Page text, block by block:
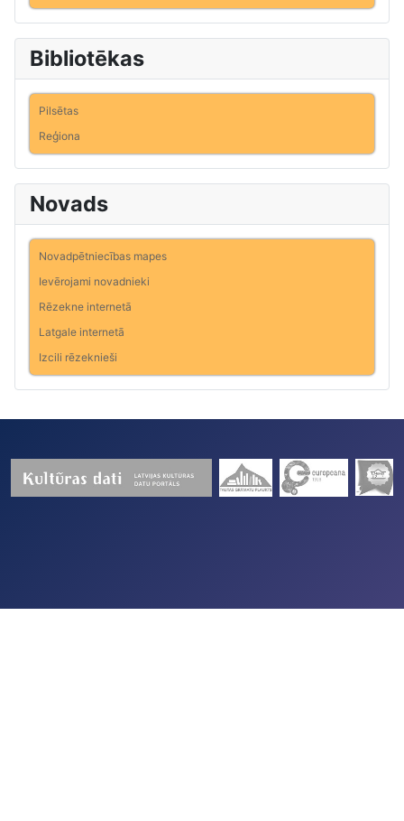
Bibliotēkas
Pilsētas
Reģiona
Novads
Novadpētniecības mapes
Ievērojami novadnieki
Rēzekne internetā
Latgale internetā
Izcili rēzeknieši